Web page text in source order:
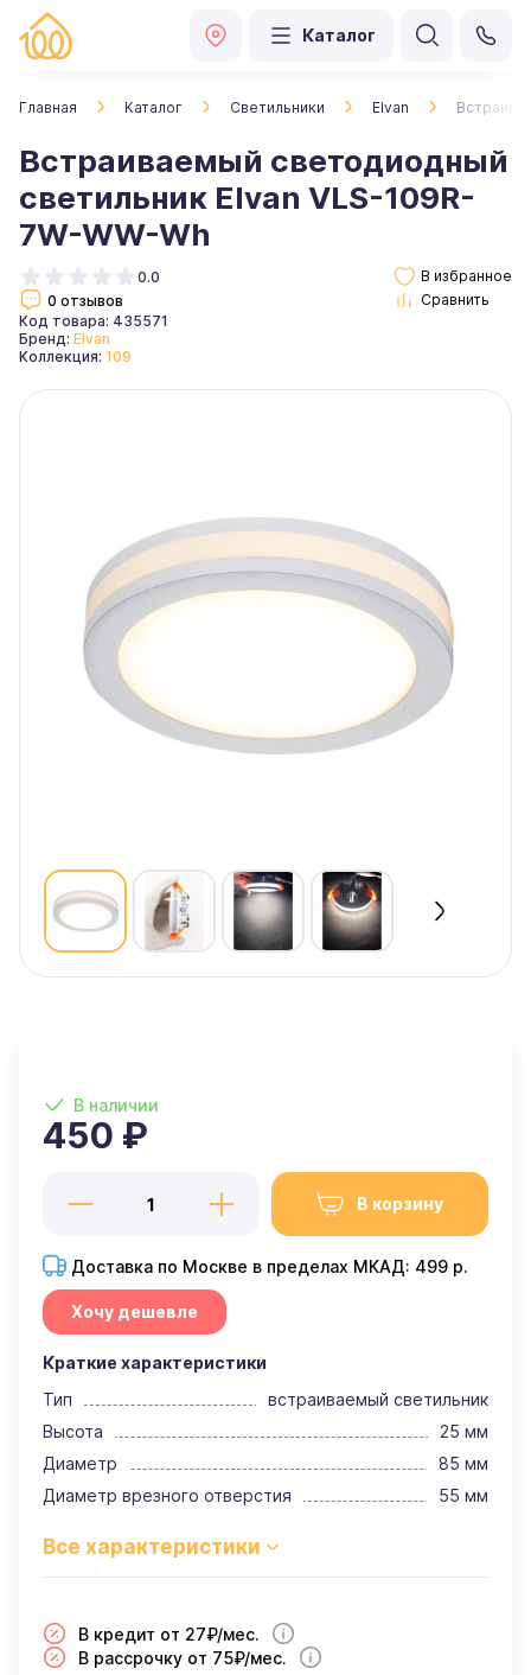
Каталог
Главная Каталог Светильники Elvan
Встраиваемый светодиодный
светильник Elvan VLS-109R-
7W-WW-Wh
0.0
0 отзывов
Код товара: 435571
Бренд: Elvan
Коллекция: 109
В наличии
450 ₽
В корзину
Доставка по Москве в пределах МКАД: 499 р.
Хочу дешевле
Краткие характеристики
Тип
встраиваемый светильник
Высота
25 мм
Диаметр
85 мм
Диаметр врезного отверстия
55 мм
В кредит от 27₽/мес.
В рассрочку от 75₽/мес.